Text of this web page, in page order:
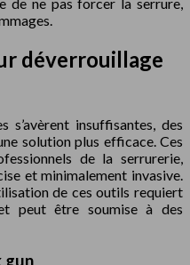
déverrouillage
s’avèrent insuffisantes, des
solution plus efficace. Ces
de la serrurerie,
et minimalement invasive.
de ces outils requiert
peut être soumise à des
gun